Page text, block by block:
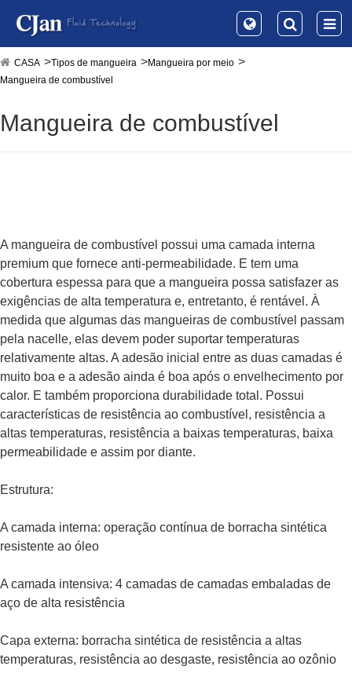
CASA Tipos de mangueira
Mangueira por meio
Mangueira de combustível
Mangueira de combustível
A mangueira de combustível possui uma camada interna
premium que fornece anti-permeabilidade. E tem uma
cobertura espessa para que a mangueira possa satisfazer as
exigências de alta temperatura e, entretanto, é rentável. À
medida que algumas das mangueiras de combustível passam
pela nacelle, elas devem poder suportar temperaturas
relativamente altas. A adesão inicial entre as duas camadas é
muito boa e a adesão ainda é boa após o envelhecimento por
calor. E também proporciona durabilidade total. Possui
características de resistência ao combustível, resistência a
altas temperaturas, resistência a baixas temperaturas, baixa
permeabilidade e assim por diante.
Estrutura:
A camada interna: operação contínua de borracha sintética
resistente ao óleo
A camada intensiva: 4 camadas de camadas embaladas de
aço de alta resistência
Capa externa: borracha sintética de resistência a altas
temperaturas, resistência ao desgaste, resistência ao ozônio